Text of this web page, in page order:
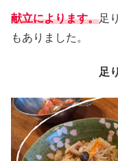
献立によります。足
もありました。
足